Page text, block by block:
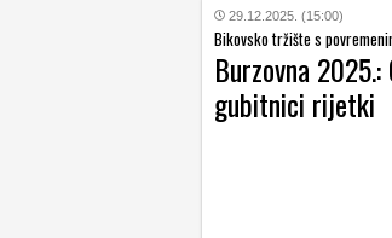
29.12.2025. (15:00)
Bikovsko tržište s
Burzovna
gubitnici rijetki